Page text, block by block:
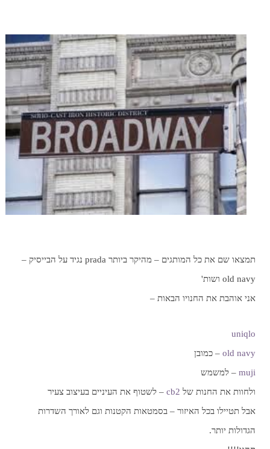
תמצאו שם את כל המותגים – מהיקר ביותר prada נגיד על הבייסיק –
old navy ושות'
אני אוהבת את החנויו הבאות –
uniqlo
old navy– כמובן
muji– למשמש
ולחוות את החנות שלcb2– לשטוף את העיניים בעיצוב צעיר
אבל תטיילו בכל האיזור – בסמטאות הקטנות וגם לאורך השדרות
הגדולות יותר.